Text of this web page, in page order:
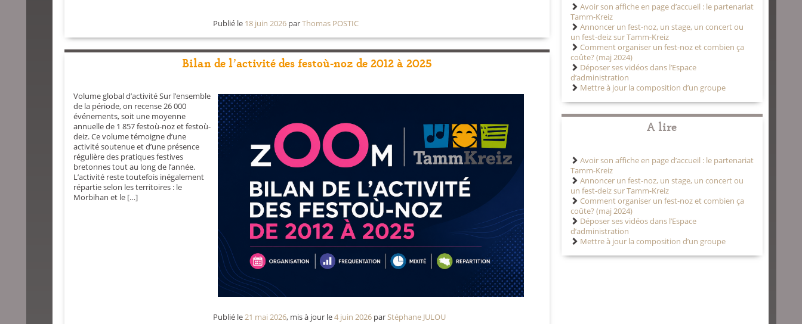
Publié le 18 juin 2026 parThomas POSTIC
Bilan de l’activité des festoù-noz de 2012 à 2025
Volume global d’activité Sur l’ensemble
de la période, on recense 26 000
événements, soit une moyenne
annuelle de 1 857 festoù-noz et festoù-
deiz. Ce volume témoigne d’une
activité soutenue et d’une présence
régulière des pratiques festives
bretonnes tout au long de l’année.
L’activité reste toutefois inégalement
répartie selon les territoires : le
Morbihan et le […]
Publié le21 mai 2026, mis à jour le4 juin 2026 parStéphane JULOU
Avoir son affiche en page d’accueil : le partenariat
Tamm-Kreiz
Annoncer un fest-noz, un stage, un concert ou
un fest-deiz sur Tamm-Kreiz
Comment organiser un fest-noz et combien ça
coûte? (maj 2024)
Déposer ses vidéos dans l’Espace
d’administration
Mettre à jour la composition d’un groupe
A lire
Avoir son affiche en page d’accueil : le partenariat
Tamm-Kreiz
Annoncer un fest-noz, un stage, un concert ou
un fest-deiz sur Tamm-Kreiz
Comment organiser un fest-noz et combien ça
coûte? (maj 2024)
Déposer ses vidéos dans l’Espace
d’administration
Mettre à jour la composition d’un groupe